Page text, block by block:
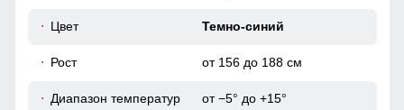
Цвет Темно-синий
Рост от 156 до 188 см
Диапазон температур от −5° до +15°